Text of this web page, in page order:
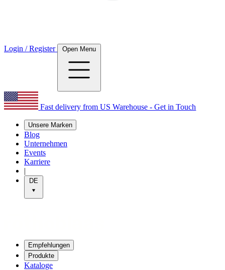
Login / Register Open Menu
Fast delivery from US Warehouse - Get in Touch
Unsere Marken
Blog
Unternehmen
Events
Karriere
|
DE
Empfehlungen
Produkte
Kataloge